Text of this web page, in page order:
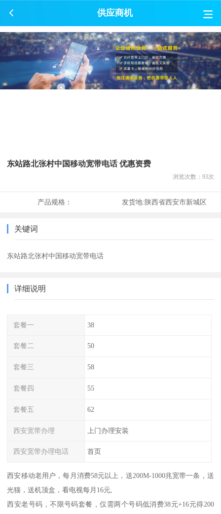
供应商机
东站路北张村中国移动宽带电话 优惠资费
浏览次数： 93次
产品规格： 发货地:陕西省西安市新城区
关键词
东站路北张村中国移动宽带电话
详细说明
套餐一 38
套餐二 50
套餐三 58
套餐四 55
套餐五 62
西安宽带办理 上门办理安装
西安宽带办理电话 首页
西安移动老用户，每月消费58元以上，送200M-1000兆宽带一条，送
光猫，送机顶盒，看电视每月16元,
西安老号码，不限号码套餐，仅需两个号码低消费38元+16元得200